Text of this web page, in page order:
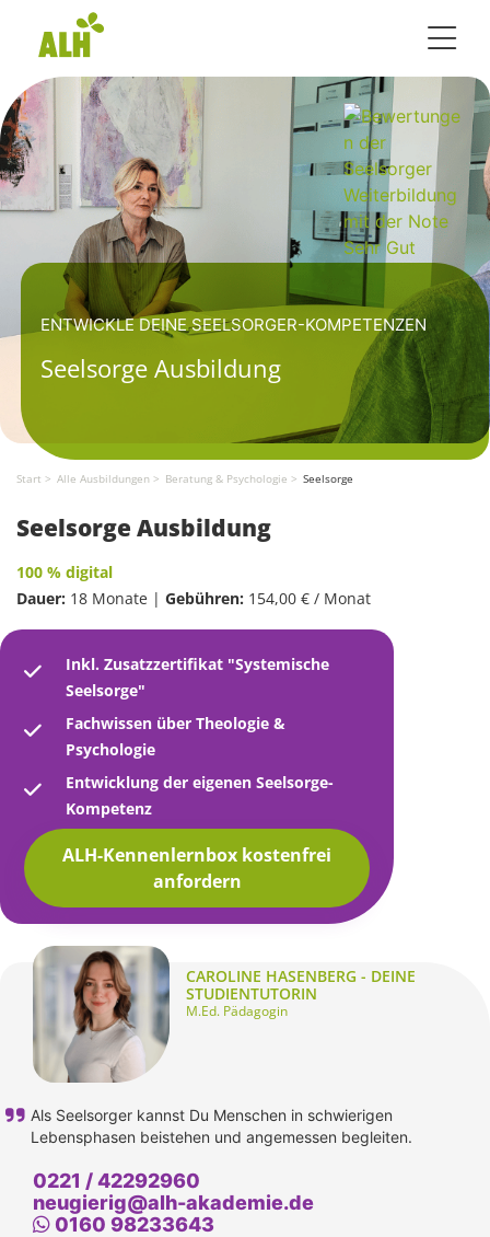
Toggle
ENTWICKLE DEINE SEELSORGER-KOMPETENZEN
Seelsorge Ausbildung
Start Alle Ausbildungen Beratung & Psychologie Seelsorge
Seelsorge Ausbildung
100 % digital
Dauer: 18 Monate | Gebühren: 154,00 € / Monat
Inkl. Zusatzzertifikat "Systemische
Seelsorge"
Fachwissen über Theologie &
Psychologie
Entwicklung der eigenen Seelsorge-
Kompetenz
ALH-Kennenlernbox kostenfrei
anfordern
CAROLINE HASENBERG - DEINE
STUDIENTUTORIN
M.Ed. Pädagogin
Als Seelsorger kannst Du Menschen in schwierigen
Lebensphasen beistehen und angemessen begleiten.
0221 / 42292960
neugierig@alh-akademie.de
Whatsapp
0160 98233643